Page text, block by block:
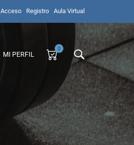
Acceso Registro Aula Virtual
MI PERFIL
0